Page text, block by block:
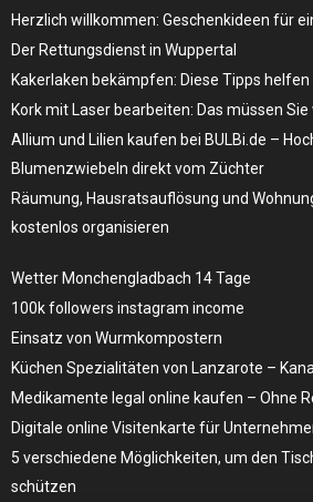
Herzlich willkommen: Geschenkideen für
Der Rettungsdienst in Wuppertal
Kakerlaken bekämpfen: Diese Tipps
Kork mit Laser bearbeiten: Das müssen Sie
Allium und Lilien kaufen bei BULBi.de –
Blumenzwiebeln direkt vom Züchter
Räumung, Hausratsauflösung und
kostenlos organisieren
Wetter Monchengladbach 14 Tage
100k followers instagram income
Einsatz von Wurmkompostern
Küchen Spezialitäten von Lanzarote –
Medikamente legal online kaufen – Ohne
Digitale online Visitenkarte für
5 verschiedene Möglichkeiten, um den
schützen